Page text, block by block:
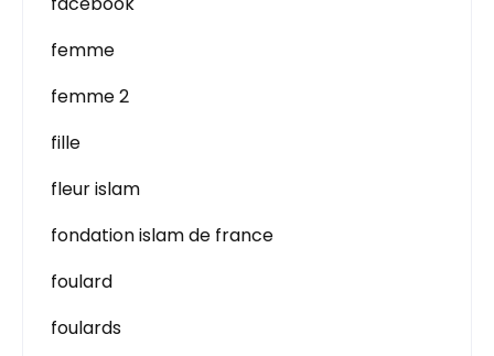
femme
femme 2
fille
fleur islam
fondation islam de france
foulard
foulards